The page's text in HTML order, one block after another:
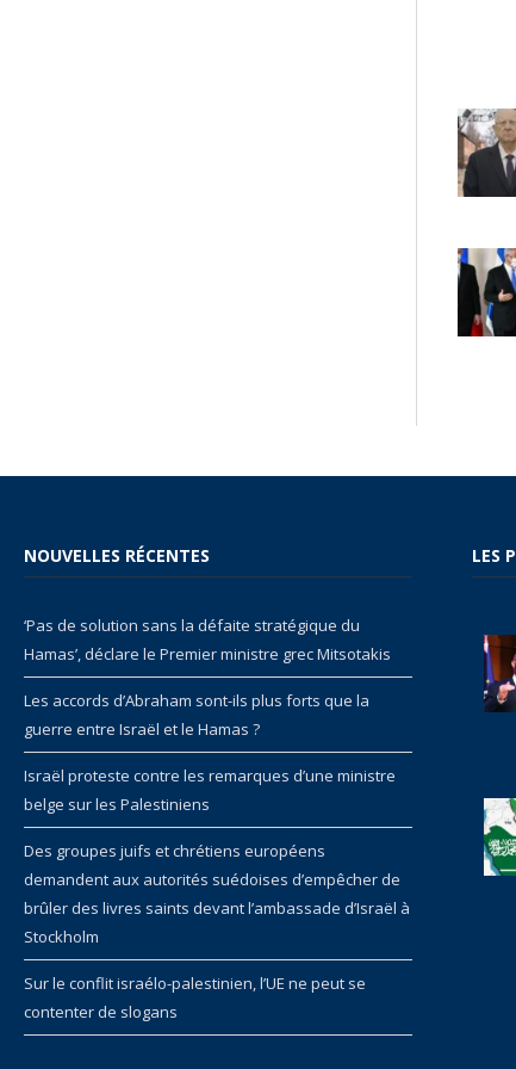
NOUVELLES RÉCENTES
‘Pas de solution sans la défaite stratégique du
Hamas’, déclare le Premier ministre grec Mitsotakis
Les accords d’Abraham sont-ils plus forts que la
guerre entre Israël et le Hamas ?
Israël proteste contre les remarques d’une ministre
belge sur les Palestiniens
Des groupes juifs et chrétiens européens
demandent aux autorités suédoises d’empêcher de
brûler des livres saints devant l’ambassade d’Israël à
Stockholm
Sur le conflit israélo-palestinien, l’UE ne peut se
contenter de slogans
LES